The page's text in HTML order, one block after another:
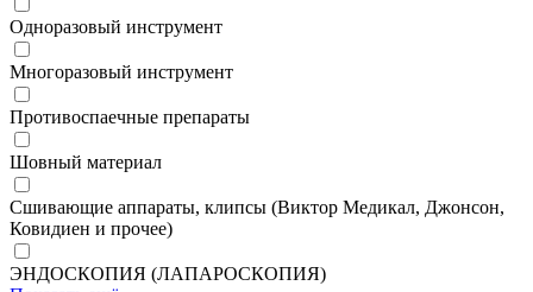
Одноразовый инструмент
Многоразовый инструмент
Противоспаечные препараты
Шовный материал
Сшивающие аппараты, клипсы (Виктор Медикал, Джонсон,
Ковидиен и прочее)
ЭНДОСКОПИЯ (ЛАПАРОСКОПИЯ)